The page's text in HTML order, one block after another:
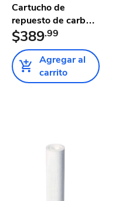
Cartucho de
repuesto de carbón
activado ...
$389.99
Agregar al
carrito